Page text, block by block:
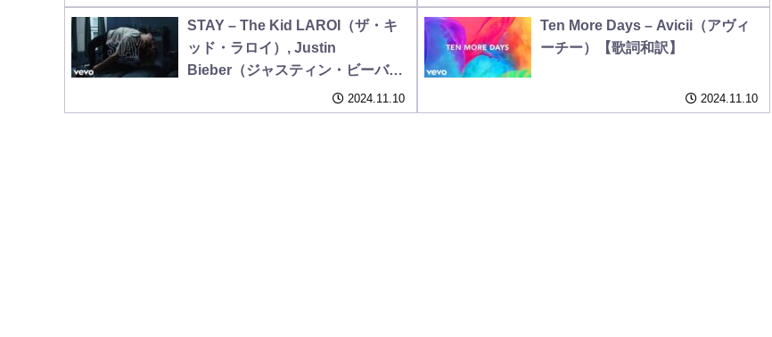
STAY – The Kid LAROI（ザ・キ
ッド・ラロイ）, Justin
Bieber（ジャスティン・ビーバ
2024.11.10
Ten More Days – Avicii（アヴィ
ーチー）【歌詞和訳】
2024.11.10